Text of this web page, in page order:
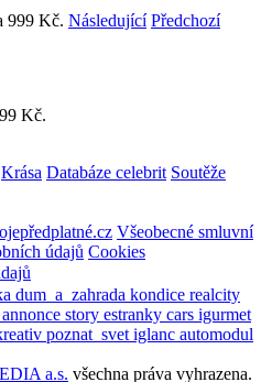
Následující Předchozí
Kč.
Krása Databáze celebrit Soutěže
Všeobecné smluvní
údajů Cookies
dum_a_zahrada kondice realcity
annonce story estranky cars igurmet
poznat_svet iglanc automodul
a.s. všechna práva vyhrazena.